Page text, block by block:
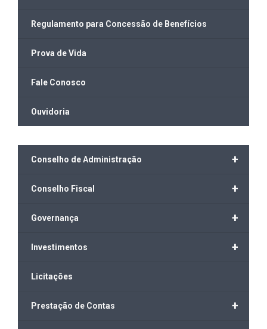
Regulamento para Concessão de Benefícios
Prova de Vida
Fale Conosco
Ouvidoria
+
Conselho de Administração
+
Conselho Fiscal
+
Governança
+
Investimentos
Licitações
+
Prestação de Contas